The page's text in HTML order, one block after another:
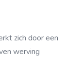
zich door een
werving